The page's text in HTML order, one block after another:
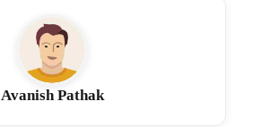
Avanish Pathak